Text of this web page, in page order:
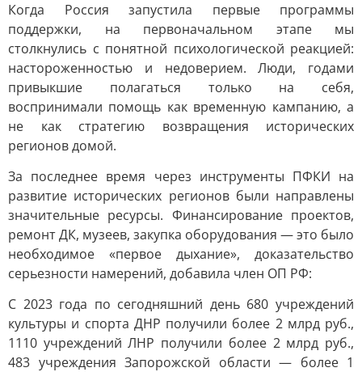
Когда Россия запустила первые программы
поддержки, на первоначальном этапе мы
столкнулись с понятной психологической реакцией:
настороженностью и недоверием. Люди, годами
привыкшие полагаться только на себя,
воспринимали помощь как временную кампанию, а
не как стратегию возвращения исторических
регионов домой.
За последнее время через инструменты ПФКИ на
развитие исторических регионов были направлены
значительные ресурсы. Финансирование проектов,
ремонт ДК, музеев, закупка оборудования — это было
необходимое «первое дыхание», доказательство
серьезности намерений, добавила член ОП РФ:
С 2023 года по сегодняшний день 680 учреждений
культуры и спорта ДНР получили более 2 млрд руб.,
1110 учреждений ЛНР получили более 2 млрд руб.,
483 учреждения Запорожской области — более 1